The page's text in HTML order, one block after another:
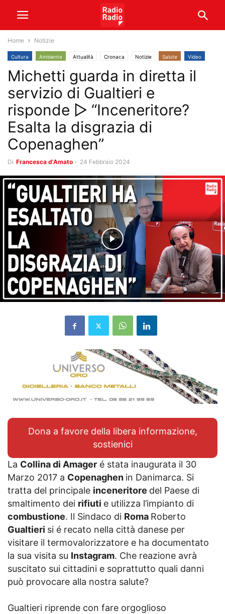
Home Notizie
Cultura Ambiente Attualità Cronaca Notizie Salute Video
Michetti guarda in diretta il
servizio di Gualtieri e
risponde ▷ “Inceneritore?
Esalta la disgrazia di
Copenaghen”
Di Francesca d'Amato - 24 Febbraio 2024
Dona a favore della libera informazione,
sostienici
La Collina di Amager é stata inaugurata il 30
Marzo 2017 a Copenaghen in Danimarca. Si
tratta del principale inceneritore del Paese di
smaltimento dei rifiuti e utilizza l’impianto di
combustione. Il Sindaco di Roma Roberto
Gualtieri si é recato nella città danese per
visitare il termovalorizzatore e ha documentato
la sua visita su Instagram. Che reazione avrà
suscitato sui cittadini e soprattutto quali danni
può provocare alla nostra salute?
Gualtieri riprende con fare orgoglioso